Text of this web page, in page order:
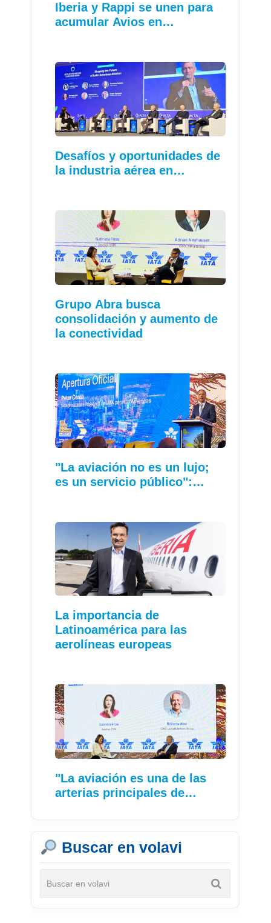
Iberia y Rappi se unen para
acumular Avios en…
Desafíos y oportunidades de
la industria aérea en…
Grupo Abra busca
consolidación y aumento de
la conectividad
"La aviación no es un lujo;
es un servicio público":…
La importancia de
Latinoamérica para las
aerolíneas europeas
"La aviación es una de las
arterias principales de…
Buscar en volavi